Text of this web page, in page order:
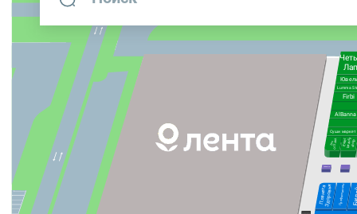
ZenОПТИКА
Firbi
Lumma
Суши маркет
AlBanna
Estelbeautyshop
Профессионал
ПланетаЗдоровья
Pedant.ru